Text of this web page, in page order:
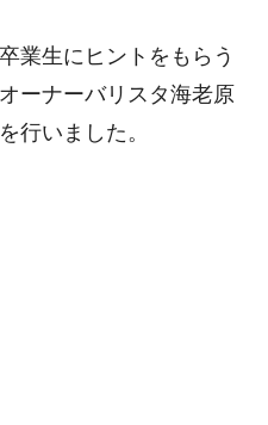
業生にヒントをもらう
ーナーバリスタ海老原
行いました。